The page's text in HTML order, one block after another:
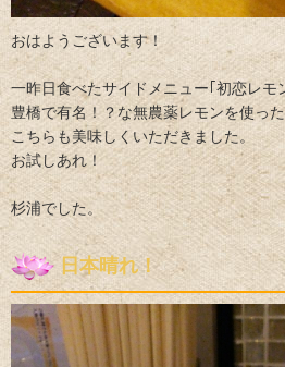
おはようございます！
一昨日食べたサイドメニュー｢初恋レモ
豊橋で有名！？な無農薬レモンを使っ
こちらも美味しくいただきました。
お試しあれ！
杉浦でした。
日本晴れ！